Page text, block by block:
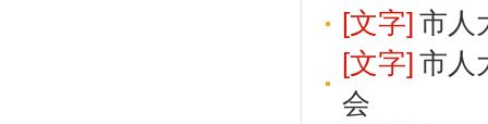
[文字] 市人
[文字] 市人
会